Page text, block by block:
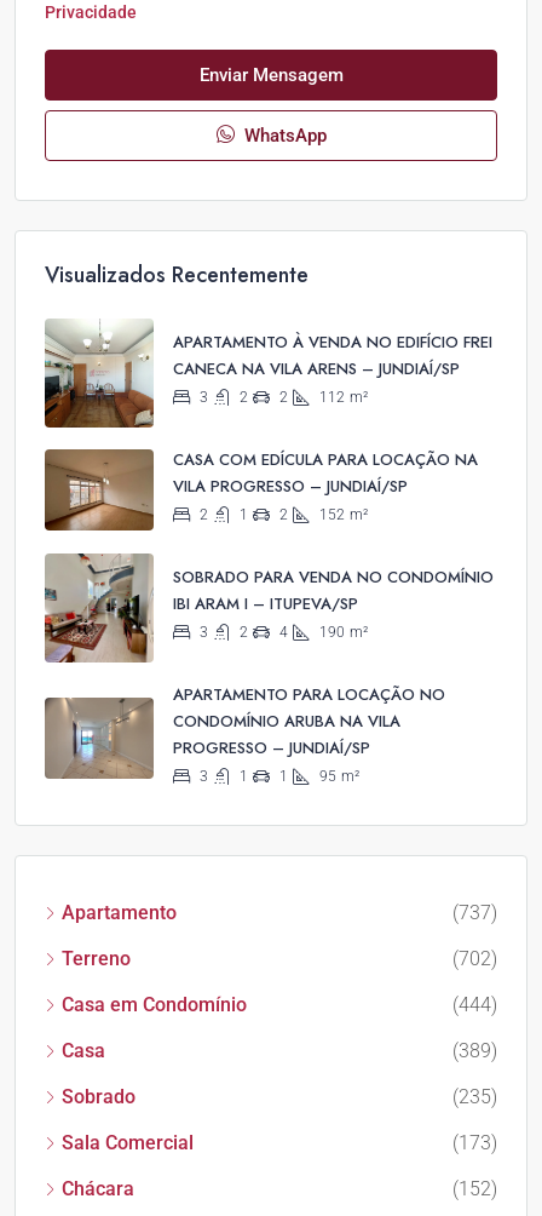
Privacidade
Enviar Mensagem
WhatsApp
Visualizados Recentemente
APARTAMENTO À VENDA NO EDIFÍCIO FREI
CANECA NA VILA ARENS – JUNDIAÍ/SP
3 2 2 112 m²
CASA COM EDÍCULA PARA LOCAÇÃO NA
VILA PROGRESSO – JUNDIAÍ/SP
2 1 2 152 m²
SOBRADO PARA VENDA NO CONDOMÍNIO
IBI ARAM I – ITUPEVA/SP
3 2 4 190 m²
APARTAMENTO PARA LOCAÇÃO NO
CONDOMÍNIO ARUBA NA VILA
PROGRESSO – JUNDIAÍ/SP
3 1 1 95 m²
Apartamento
(737)
Terreno
(702)
Casa em Condomínio
(444)
Casa
(389)
Sobrado
(235)
Sala Comercial
(173)
Chácara
(152)